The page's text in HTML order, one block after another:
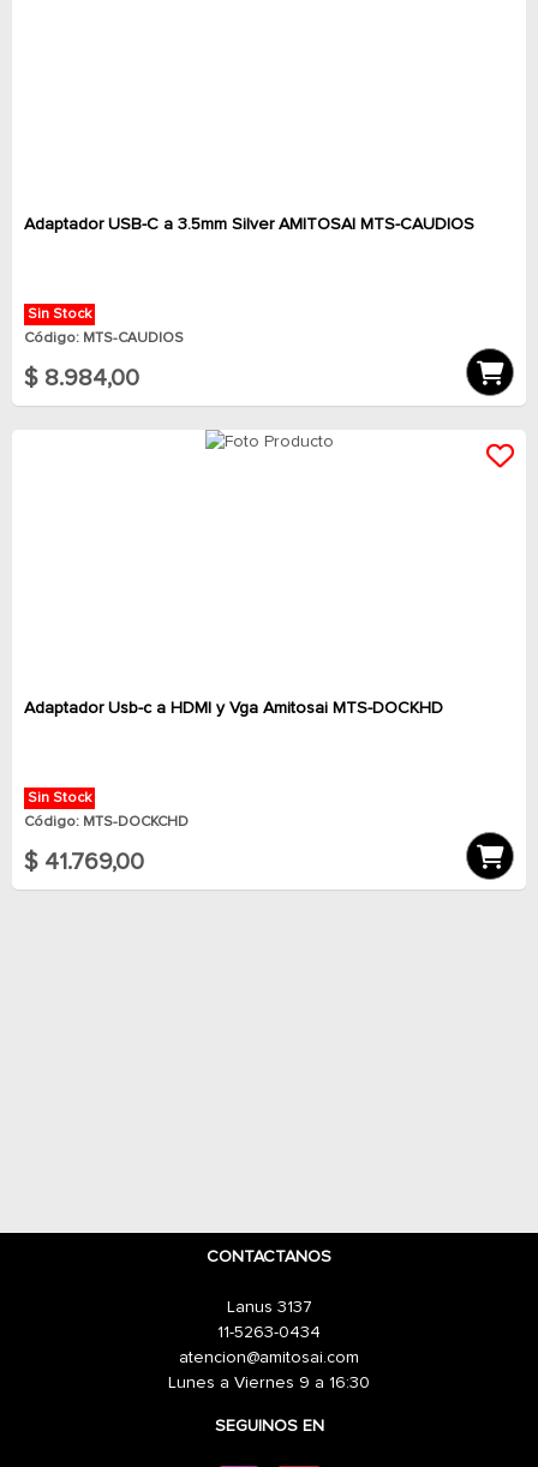
Adaptador USB-C a 3.5mm Silver AMITOSAI MTS-CAUDIOS
Sin Stock
Código: MTS-CAUDIOS
$ 8.984,00
Adaptador Usb-c a HDMI y Vga Amitosai MTS-DOCKHD
Sin Stock
Código: MTS-DOCKCHD
$ 41.769,00
CONTACTANOS
Lanus 3137
11-5263-0434
atencion@amitosai.com
Lunes a Viernes 9 a 16:30
SEGUINOS EN